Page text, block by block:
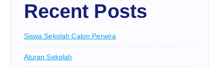
Recent Posts
Siswa Sekolah Calon Perwira
Aturan Sekolah